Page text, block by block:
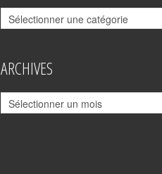
Catégories
ARCHIVES
Archives